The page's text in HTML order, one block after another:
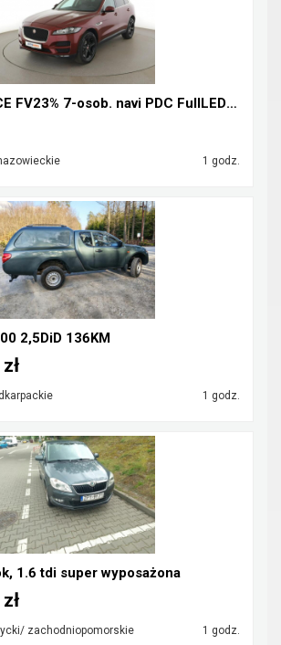
Jaguar F-PACE FV23% 7-osob. navi PDC FullLED tempo...
1 godz.
2,5DiD 136KM
1 godz.
1.6 tdi super wyposażona
zachodniopomorskie 1 godz.